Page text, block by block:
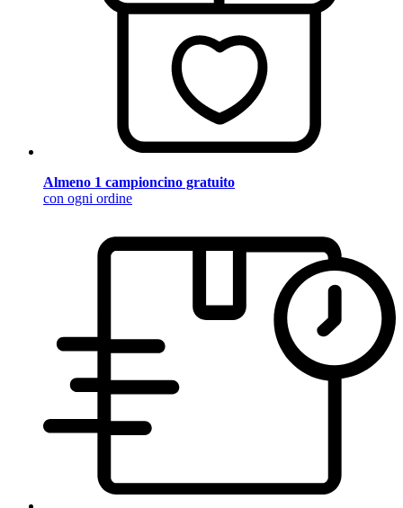
Almeno 1 campioncino gratuito
con ogni ordine